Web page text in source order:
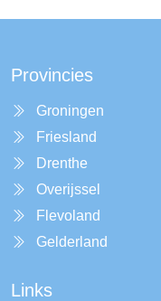
Provincies
Groningen
Friesland
Drenthe
Overijssel
Flevoland
Gelderland
Links